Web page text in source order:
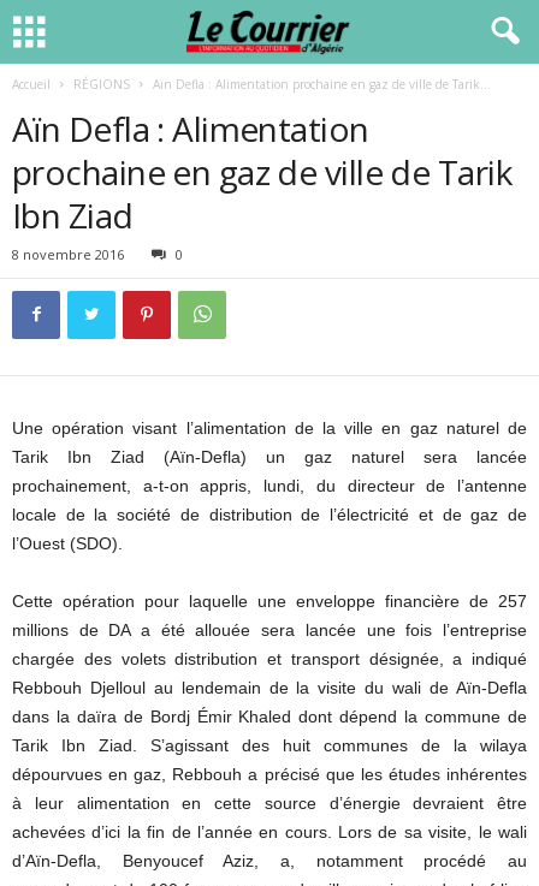
Accueil RÉGIONS Aïn Defla : Alimentation prochaine en gaz de ville de Tarik...
Aïn Defla : Alimentation
prochaine en gaz de ville de Tarik
Ibn Ziad
8 novembre 2016 0
Une opération visant l’alimentation de la ville en gaz naturel de
Tarik Ibn Ziad (Aïn-Defla) un gaz naturel sera lancée
prochainement, a-t-on appris, lundi, du directeur de l’antenne
locale de la société de distribution de l’électricité et de gaz de
l’Ouest (SDO).
Cette opération pour laquelle une enveloppe financière de 257
millions de DA a été allouée sera lancée une fois l’entreprise
chargée des volets distribution et transport désignée, a indiqué
Rebbouh Djelloul au lendemain de la visite du wali de Aïn-Defla
dans la daïra de Bordj Émir Khaled dont dépend la commune de
Tarik Ibn Ziad. S’agissant des huit communes de la wilaya
dépourvues en gaz, Rebbouh a précisé que les études inhérentes
à leur alimentation en cette source d’énergie devraient être
achevées d’ici la fin de l’année en cours. Lors de sa visite, le wali
d’Aïn-Defla, Benyoucef Aziz, a, notamment procédé au